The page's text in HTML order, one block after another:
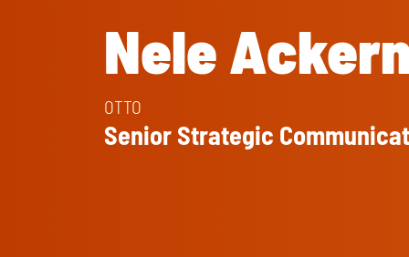
Nele
OTTO
Senior Strategic